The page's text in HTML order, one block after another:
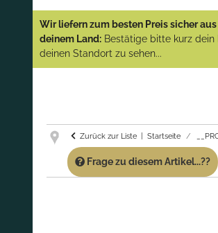
(Abverkauf)!
GARANTIE UND SERVICE:
Artikeln einfach an!
Wir liefern zum besten Preis sicher
deinem Land: Bestätige bitte kurz
deinen Standort zu sehen...
Zurück zur Liste Startseite
Frage zu diesem Artikel...??